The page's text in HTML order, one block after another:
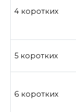
4 коротких
5 коротких
6 коротких